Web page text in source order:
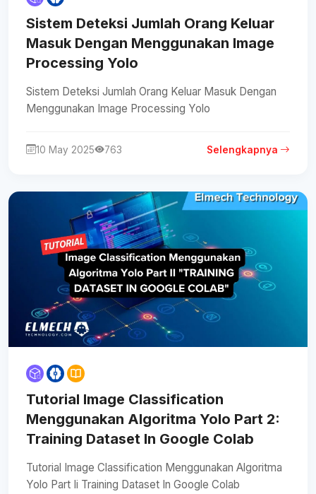
Sistem Deteksi Jumlah Orang Keluar
Masuk Dengan Menggunakan Image
Processing Yolo
Sistem Deteksi Jumlah Orang Keluar Masuk Dengan
Menggunakan Image Processing Yolo
10 May 2025 763 Selengkapnya
Tutorial Image Classification
Menggunakan Algoritma Yolo Part 2:
Training Dataset In Google Colab
Tutorial Image Classification Menggunakan Algoritma
Yolo Part Ii Training Dataset In Google Colab